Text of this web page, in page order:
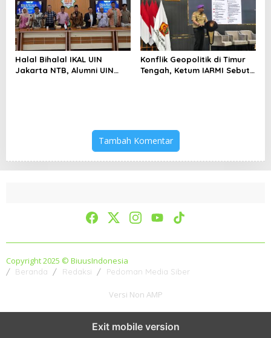
Halal Bihalal IKAL UIN
Jakarta NTB, Alumni UIN
Konflik Geopolitik di Timur
Tengah, Ketum IARMI Sebut
Tambah Komentar
Copyright 2025 © BiuusIndonesia
Beranda Redaksi Pedoman Media Siber
Versi Non AMP
Exit mobile version